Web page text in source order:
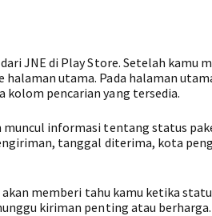
JNE di Play Store. Setelah kamu
utama. Pada halaman
kolom pencarian yang tersedia.
muncul informasi tentang status
tanggal diterima, kota
memberi tahu kamu ketika
kiriman penting atau berharga.